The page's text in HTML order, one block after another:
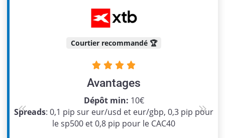
Courtier recommandé 🏆
Avantages
Dépôt min: 10€
Spreads: 0,1 pip sur eur/usd et eur/gbp, 0,3 pip pour
le sp500 et 0,8 pip pour le CAC40
Previous Next